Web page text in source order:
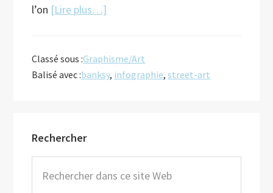
l’on [Lire plus…]
m’était
conté
Classé sous :Graphisme/Art
Balisé avec :banksy, infographie,street-art
latérale
principale
Rechercher
dans